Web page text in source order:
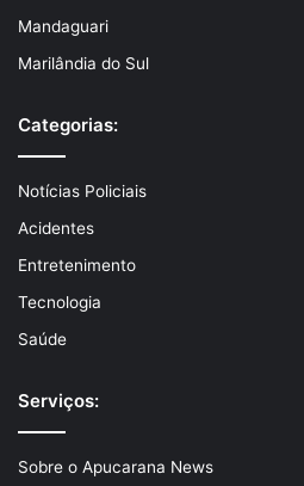
Mandaguari
Marilândia do Sul
Categorias:
Notícias Policiais
Acidentes
Entretenimento
Tecnologia
Saúde
Serviços:
Sobre o Apucarana News